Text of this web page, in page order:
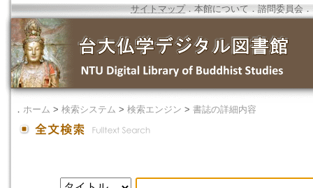
サイトマップ．本館について ． 諮問委員会 ．
． ホーム > 検索システム > 検索エンジン > 書誌の詳細内容